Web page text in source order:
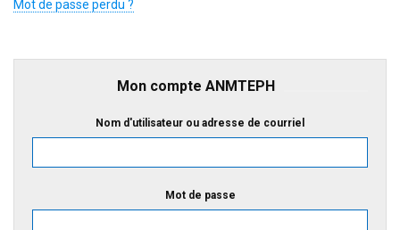
Mot de passe perdu ?
Mon compte ANMTEPH
Nom d'utilisateur ou adresse de courriel
Mot de passe